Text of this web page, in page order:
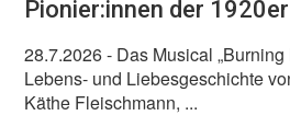
Pionier:innen der 1920er
28.7.2026- Das Musical
Lebens- und Liebesgeschichte
Käthe Fleischmann, ...